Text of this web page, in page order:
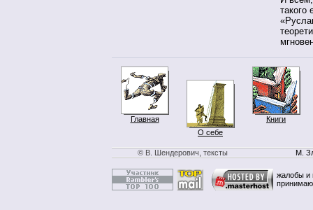
такого
Главная
О себе
Книги
© В. Шендерович, тексты М.
жалобы и